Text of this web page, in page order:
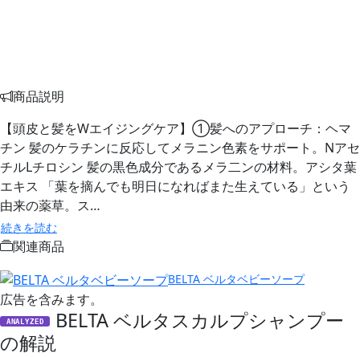
商品説明
【頭皮と髪をWエイジングケア】①髪へのアプローチ：ヘマ
チン 髪のケラチンに反応してメラニン色素をサポート。Nアセ
チルLチロシン 髪の黒色成分であるメラ二ンの材料。アシタ葉
エキス 「葉を摘んでも明日になればまた生えている」という
由来の薬草。ス…
続きを読む
関連商品
BELTA ベルタベビーソープ
広告を含みます。
ANALYZED
BELTA ベルタスカルプシャンプー
の解説